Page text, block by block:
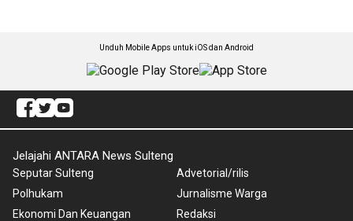
Unduh Mobile Apps untuk iOS dan Android
Jelajahi ANTARA News Sulteng
Seputar Sulteng
Polhukam
Ekonomi Dan Keuangan
Advetorial/rilis
Jurnalisme Warga
Redaksi